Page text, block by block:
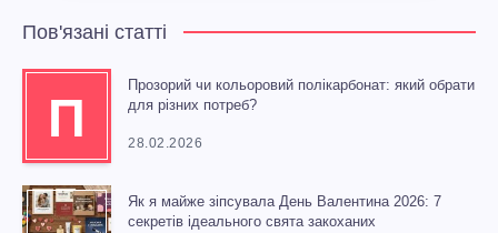
Пов'язані статті
П
Прозорий чи кольоровий полікарбонат: який обрати
для різних потреб?
28.02.2026
Як я майже зіпсувала День Валентина 2026: 7
секретів ідеального свята закоханих